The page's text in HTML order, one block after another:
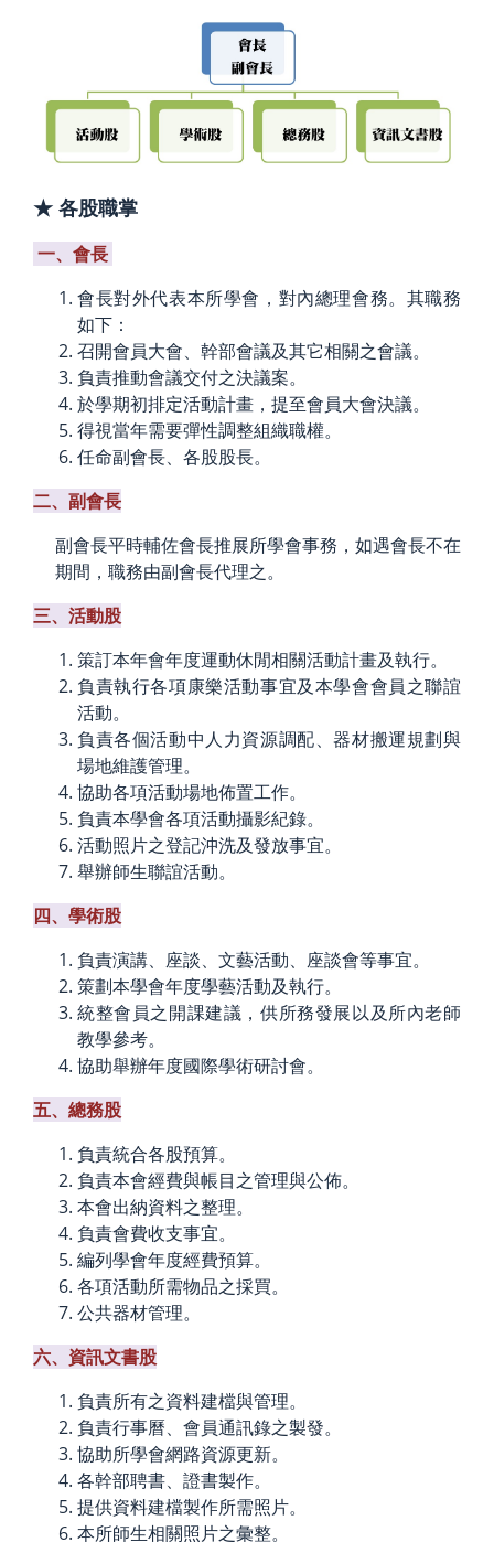
★ 各股職掌
一、會長
會長對外代表本所學會，對內總理會務。其職務
如下：
召開會員大會、幹部會議及其它相關之會議。
負責推動會議交付之決議案。
於學期初排定活動計畫，提至會員大會決議。
得視當年需要彈性調整組織職權。
任命副會長、各股股長。
二、副會長
副會長平時輔佐會長推展所學會事務，如遇會長不在
期間，職務由副會長代理之。
三、活動股
策訂本年會年度運動休閒相關活動計畫及執行。
負責執行各項康樂活動事宜及本學會會員之聯誼
活動。
負責各個活動中人力資源調配、器材搬運規劃與
場地維護管理。
協助各項活動場地佈置工作。
負責本學會各項活動攝影紀錄。
活動照片之登記沖洗及發放事宜。
舉辦師生聯誼活動。
四、學術股
負責演講、座談、文藝活動、座談會等事宜。
策劃本學會年度學藝活動及執行。
統整會員之開課建議，供所務發展以及所內老師
教學參考。
協助舉辦年度國際學術研討會。
五、總務股
負責統合各股預算。
負責本會經費與帳目之管理與公佈。
本會出納資料之整理。
負責會費收支事宜。
編列學會年度經費預算。
各項活動所需物品之採買。
公共器材管理。
六、資訊文書股
負責所有之資料建檔與管理。
負責行事曆、會員通訊錄之製發。
協助所學會網路資源更新。
各幹部聘書、證書製作。
提供資料建檔製作所需照片。
本所師生相關照片之彙整。